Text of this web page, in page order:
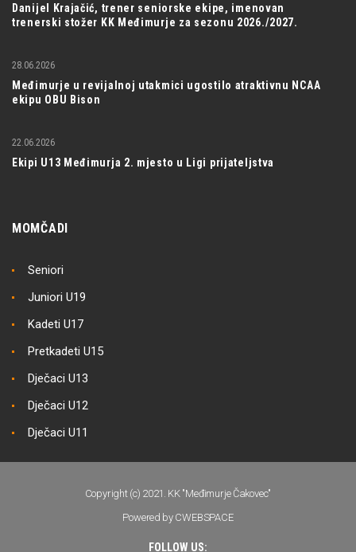
Danijel Krajačić, trener seniorske ekipe, imenovan
trenerski stožer KK Međimurje za sezonu 2026./2027.
Međimurje u revijalnoj utakmici ugostilo atraktivnu NCAA
ekipu OBU Bison
28.06.2026
Ekipi U13 Međimurja 2. mjesto u Ligi prijateljstva
22.06.2026
MOMČADI
Seniori
Juniori U19
Kadeti U17
Pretkadeti U15
Dječaci U13
Dječaci U12
Dječaci U11
Copyright (c) 2021. KK "Međimurje Čakovec"
Powered by CWEBSPACE
FOLLOW US: